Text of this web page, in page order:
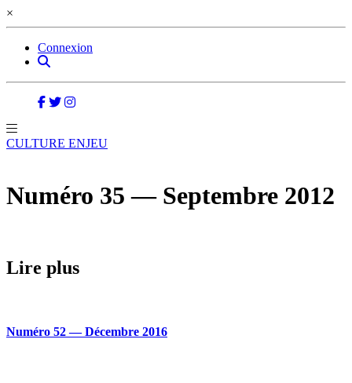
×
Connexion
CULTURE ENJEU
Numéro 35 — Septembre 2012
Lire plus
Numéro 52 — Décembre 2016